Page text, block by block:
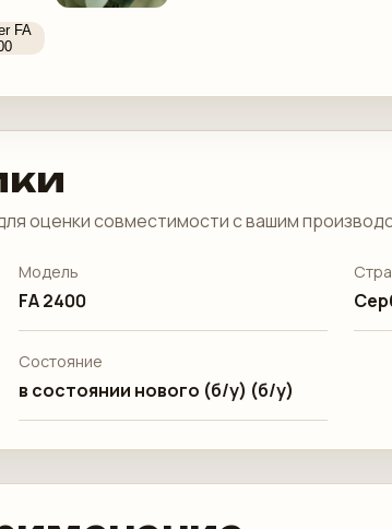
оценки совместимости с вашим
Модель
FA 2400
Состояние
в состоянии нового (б/у) (б/у)